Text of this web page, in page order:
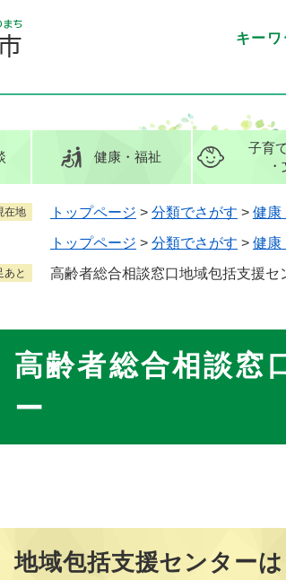
健康・福祉
子育て
キー
在地 トップページ > 分類でさがす > 健康
トップページ > 分類でさがす > 健康
あと 高齢者総合相談窓口地域包括支援セ
高齢者総合相談窓
ー
地域包括支援センター